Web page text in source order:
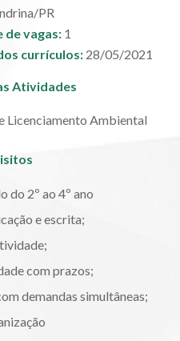
PR
de vagas: 1
currículos: 28/05/2021
Atividades
Licenciamento Ambiental
do 2º ao 4º ano
e escrita;
com prazos;
demandas simultâneas;